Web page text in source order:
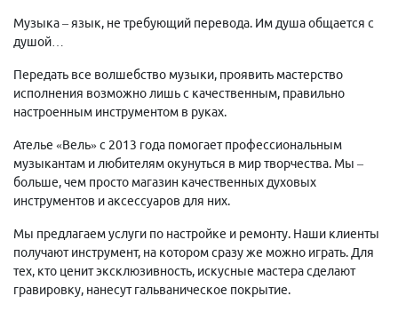
Музыка – язык, не требующий перевода. Им душа общается с
душой…
Передать все волшебство музыки, проявить мастерство
исполнения возможно лишь с качественным, правильно
настроенным инструментом в руках.
Ателье «Вель» с 2013 года помогает профессиональным
музыкантам и любителям окунуться в мир творчества. Мы –
больше, чем просто магазин качественных духовых
инструментов и аксессуаров для них.
Мы предлагаем услуги по настройке и ремонту. Наши клиенты
получают инструмент, на котором сразу же можно играть. Для
тех, кто ценит эксклюзивность, искусные мастера сделают
гравировку, нанесут гальваническое покрытие.